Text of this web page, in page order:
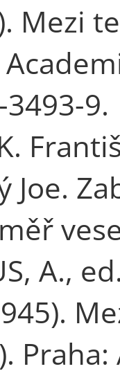
Mezi
9.
Joe.
A.,